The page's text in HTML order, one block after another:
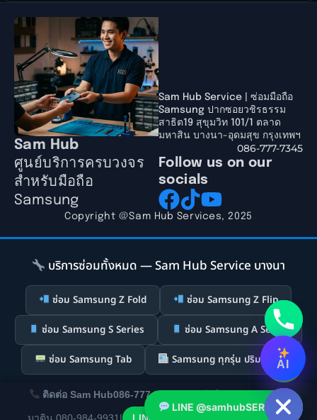
Sam Hub
ศูนย์บริการครบวงจร
สำหรับมือถือ
Samsung
Follow us on our
socials
Sam Hub Service | ซ่อมมือถือ
Samsung ปากซอยวชิรธรรม
สาธิต19 สุขุมวิท 101/1 ตลาด
มหาสิน บางนา-อุดมสุข กรุงเทพฯ
086-777-7345
Copyright @Sam Hub Services, 2025
AI
ติดต่อ Sam Hub086-777-7345 ช่างเบียร์ 066-124-1206
LINE @samhubSERVICE
บริการซ่อมทั้งหมด — Sam Hub Service บางนา
ซ่อม Samsung Z Fold ซ่อม Samsung Z Flip
ซ่อม Samsung S Series ซ่อม Samsung A Series
ซ่อม Samsung Tab Samsung ทุกรุ่น ปริมณฑล
| เงื่อนไขการใช้บริการ |
นโยบาย Cookie
Hide chaty